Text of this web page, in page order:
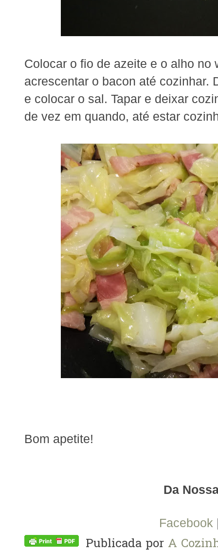
Colocar o fio de azeite e o alho no
acrescentar o bacon até cozinhar.
e colocar o sal. Tapar e deixar
de vez em quando, até estar
Bom apetite!
Da
Facebook
Publicada por A